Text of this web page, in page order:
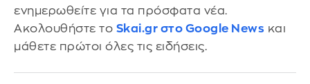
ενημερωθείτε για τα πρόσφατα νέα.
Ακολουθήστε το Skai.gr στο Google News και
μάθετε πρώτοι όλες τις ειδήσεις.